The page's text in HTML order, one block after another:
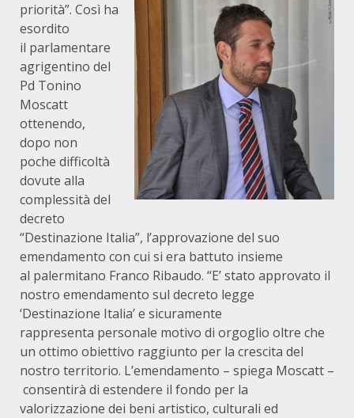
priorità”. Così ha
esordito
il parlamentare
agrigentino del
Pd Tonino
Moscatt
ottenendo,
dopo non
poche difficoltà
dovute alla
complessità del
decreto
“Destinazione Italia”, l’approvazione del suo
emendamento con cui si era battuto insieme
al palermitano Franco Ribaudo. “E’ stato approvato il
nostro emendamento sul decreto legge
‘Destinazione Italia’ e sicuramente
rappresenta personale motivo di orgoglio oltre che
un ottimo obiettivo raggiunto per la crescita del
nostro territorio. L’emendamento – spiega Moscatt –
consentirà di estendere il fondo per la
valorizzazione dei beni artistico, culturali ed